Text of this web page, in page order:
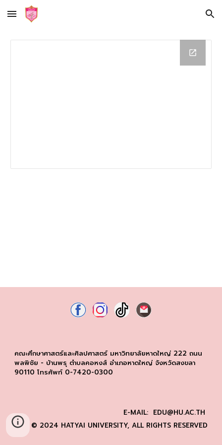
Skip to main content Skip to navigation
คณะศึกษาศาสตร์และศิลปศาสตร์ มหาวิทยาลัยหาดใหญ่ 222 ถนน
พลพิชัย - บ้านพรุ ตำบลคอหงส์ อำเภอหาดใหญ่ จังหวัดสงขลา
90110 โทรศัพท์ 0-7420-0300
E-MAIL: EDU@HU.AC.TH
© 2024 HATYAI UNIVERSITY, ALL RIGHTS RESERVED